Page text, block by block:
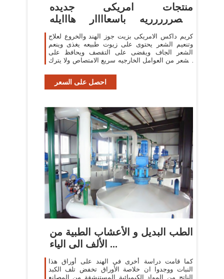
منتجات امريكى جديده
وحصررررريه باسعاااار هااايله
الحقوا ...
كريم داكس الامريكى بزيت جوز الهند والخروع لعلاج
وتنعيم الشعر يحتوى على زيوت طبيعه يغذى وينعم
الشعر الجاف ويقضى على التقصف ويحافظ على
الشعر من العوامل الخارجيه سريع الامتصاص ولا يترك
احصل على السعر
الطب البديل و الأعشاب الطبية من
الألف الى الياء ...
كما قامت دراسة أخرى في الهند على أوراق هذا
النبات ووجدوا ان خلاصة الأوراق تخفض تلف الكبد
الناتج من المواد الكيميائىة المستنشقة من المصانع